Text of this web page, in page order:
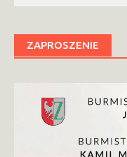
ZAPROSZENIE